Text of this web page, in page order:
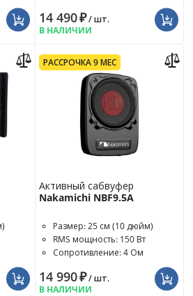
14 490₽/ шт.
В НАЛИЧИИ
РАССРОЧКА 9 МЕС
Активный сабвуфер
Nakamichi NBF9.5A
Размер: 25 см (10 дюйм)
RMS мощность: 150 Вт
Сопротивление: 4 Ом
14 990₽/ шт.
В НАЛИЧИИ